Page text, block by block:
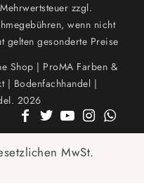
zzgl.
wenn nicht
gelten gesonderte Preise
Shop | ProMA Farben &
| Bodenfachhandel |
2026
MwSt.